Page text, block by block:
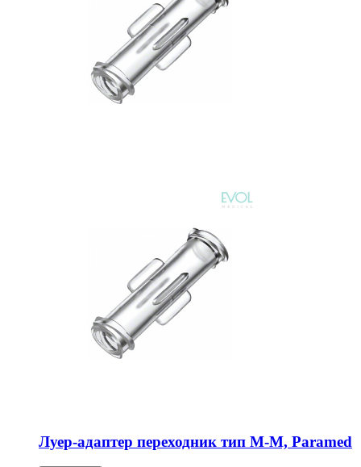
Луер-адаптер переходник тип М-М, Paramed